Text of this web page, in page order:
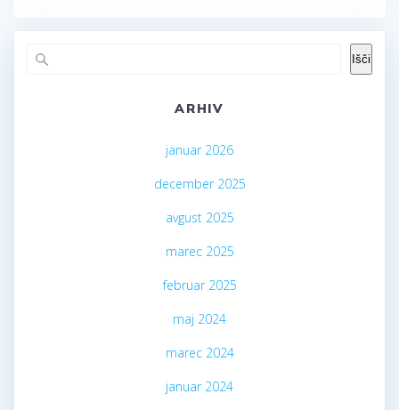
Išči
ARHIV
januar 2026
december 2025
avgust 2025
marec 2025
februar 2025
maj 2024
marec 2024
januar 2024